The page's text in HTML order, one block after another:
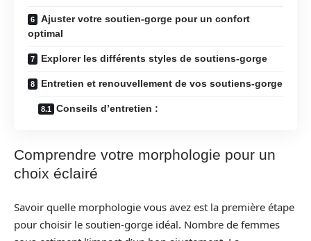
Ajuster votre soutien-gorge pour un confort
optimal
Explorer les différents styles de soutiens-gorge
Entretien et renouvellement de vos soutiens-gorge
Conseils d’entretien :
Comprendre votre morphologie pour un
choix éclairé
Savoir quelle morphologie vous avez est la première étape
pour choisir le soutien-gorge idéal. Nombre de femmes